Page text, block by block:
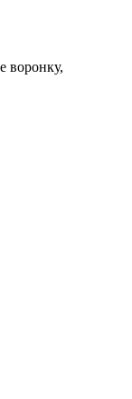
воронку,